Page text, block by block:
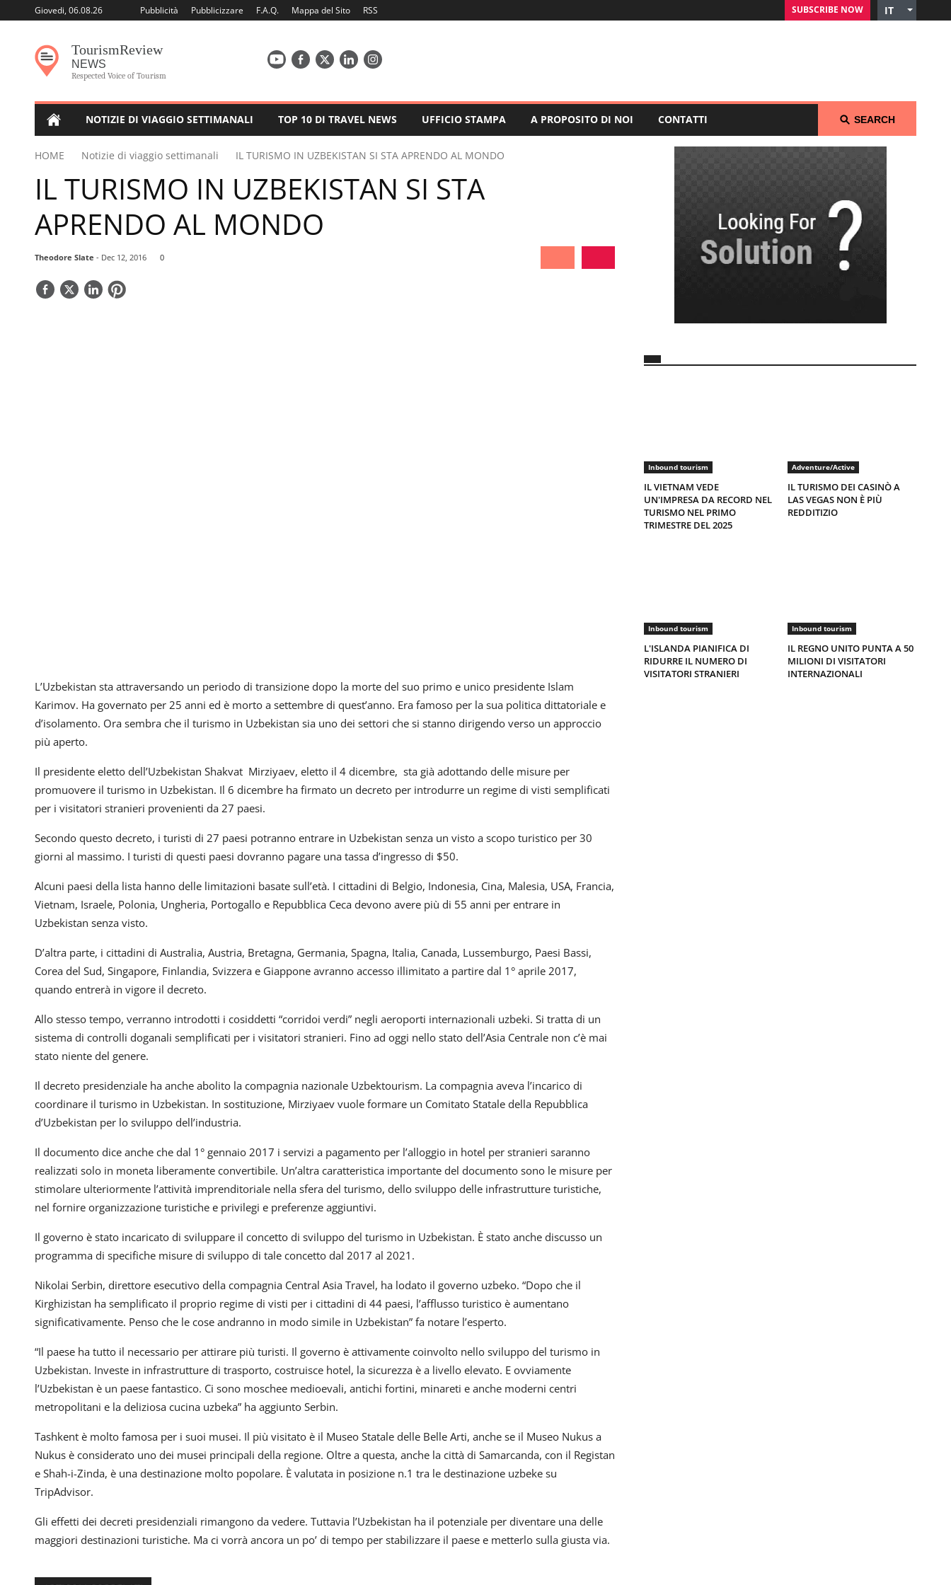
Giovedi, 06.08.26 Pubblicità Pubblicizzare F.A.Q. Mappa del Sito RSS IT
Spanish
SUBSCRIBE NOW
TourismReview
NEWS
Respected Voice of Tourism
NOTIZIE DI VIAGGIO SETTIMANALI TOP 10 DI TRAVEL NEWS UFFICIO STAMPA A PROPOSITO DI NOI CONTATTI SEARCH
HOME Notizie di viaggio settimanali IL TURISMO IN UZBEKISTAN SI STA APRENDO AL MONDO
IL TURISMO IN UZBEKISTAN SI STA
APRENDO AL MONDO
Theodore Slate - Dec 12, 2016 0
L’Uzbekistan sta attraversando un periodo di transizione dopo la morte del suo primo e unico presidente Islam
Karimov. Ha governato per 25 anni ed è morto a settembre di quest’anno. Era famoso per la sua politica dittatoriale e
d’isolamento. Ora sembra che il turismo in Uzbekistan sia uno dei settori che si stanno dirigendo verso un approccio
più aperto.
Il presidente eletto dell’Uzbekistan Shakvat Mirziyaev, eletto il 4 dicembre, sta già adottando delle misure per
promuovere il turismo in Uzbekistan. Il 6 dicembre ha firmato un decreto per introdurre un regime di visti semplificati
per i visitatori stranieri provenienti da 27 paesi.
Secondo questo decreto, i turisti di 27 paesi potranno entrare in Uzbekistan senza un visto a scopo turistico per 30
giorni al massimo. I turisti di questi paesi dovranno pagare una tassa d’ingresso di $50.
Alcuni paesi della lista hanno delle limitazioni basate sull’età. I cittadini di Belgio, Indonesia, Cina, Malesia, USA, Francia,
Vietnam, Israele, Polonia, Ungheria, Portogallo e Repubblica Ceca devono avere più di 55 anni per entrare in
Uzbekistan senza visto.
D’altra parte, i cittadini di Australia, Austria, Bretagna, Germania, Spagna, Italia, Canada, Lussemburgo, Paesi Bassi,
Corea del Sud, Singapore, Finlandia, Svizzera e Giappone avranno accesso illimitato a partire dal 1° aprile 2017,
quando entrerà in vigore il decreto.
Allo stesso tempo, verranno introdotti i cosiddetti “corridoi verdi” negli aeroporti internazionali uzbeki. Si tratta di un
sistema di controlli doganali semplificati per i visitatori stranieri. Fino ad oggi nello stato dell’Asia Centrale non c’è mai
stato niente del genere.
Il decreto presidenziale ha anche abolito la compagnia nazionale Uzbektourism. La compagnia aveva l’incarico di
coordinare il turismo in Uzbekistan. In sostituzione, Mirziyaev vuole formare un Comitato Statale della Repubblica
d’Uzbekistan per lo sviluppo dell’industria.
Il documento dice anche che dal 1° gennaio 2017 i servizi a pagamento per l’alloggio in hotel per stranieri saranno
realizzati solo in moneta liberamente convertibile. Un’altra caratteristica importante del documento sono le misure per
stimolare ulteriormente l’attività imprenditoriale nella sfera del turismo, dello sviluppo delle infrastrutture turistiche,
nel fornire organizzazione turistiche e privilegi e preferenze aggiuntivi.
Il governo è stato incaricato di sviluppare il concetto di sviluppo del turismo in Uzbekistan. È stato anche discusso un
programma di specifiche misure di sviluppo di tale concetto dal 2017 al 2021.
Nikolai Serbin, direttore esecutivo della compagnia Central Asia Travel, ha lodato il governo uzbeko. “Dopo che il
Kirghizistan ha semplificato il proprio regime di visti per i cittadini di 44 paesi, l’afflusso turistico è aumentano
significativamente. Penso che le cose andranno in modo simile in Uzbekistan” fa notare l’esperto.
“Il paese ha tutto il necessario per attirare più turisti. Il governo è attivamente coinvolto nello sviluppo del turismo in
Uzbekistan. Investe in infrastrutture di trasporto, costruisce hotel, la sicurezza è a livello elevato. E ovviamente
l’Uzbekistan è un paese fantastico. Ci sono moschee medioevali, antichi fortini, minareti e anche moderni centri
metropolitani e la deliziosa cucina uzbeka” ha aggiunto Serbin.
Tashkent è molto famosa per i suoi musei. Il più visitato è il Museo Statale delle Belle Arti, anche se il Museo Nukus a
Nukus è considerato uno dei musei principali della regione. Oltre a questa, anche la città di Samarcanda, con il Registan
e Shah-i-Zinda, è una destinazione molto popolare. È valutata in posizione n.1 tra le destinazione uzbeke su
TripAdvisor.
Gli effetti dei decreti presidenziali rimangono da vedere. Tuttavia l’Uzbekistan ha il potenziale per diventare una delle
maggiori destinazioni turistiche. Ma ci vorrà ancora un po’ di tempo per stabilizzare il paese e metterlo sulla giusta via.
Inbound tourism
IL VIETNAM VEDE
UN'IMPRESA DA RECORD NEL
TURISMO NEL PRIMO
TRIMESTRE DEL 2025
Adventure/Active
IL TURISMO DEI CASINÒ A
LAS VEGAS NON È PIÙ
REDDITIZIO
Inbound tourism
L'ISLANDA PIANIFICA DI
RIDURRE IL NUMERO DI
VISITATORI STRANIERI
Inbound tourism
IL REGNO UNITO PUNTA A 50
MILIONI DI VISITATORI
INTERNAZIONALI